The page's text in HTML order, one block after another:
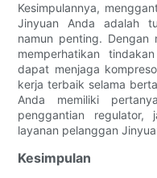
Kesimpulannya,
Jinyuan Anda adalah
namun penting. Dengan
memperhatikan
dapat menjaga
kerja terbaik selama
Anda memiliki
penggantian regulator,
layanan pelanggan
Kesimpulan